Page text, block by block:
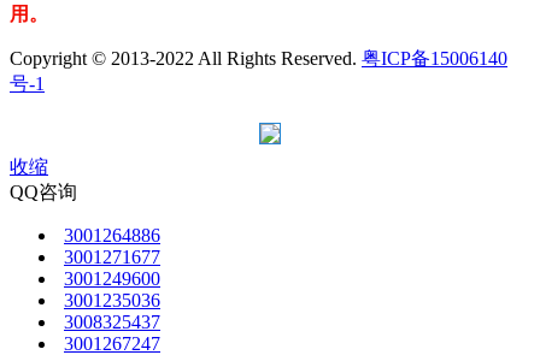
用。
Copyright © 2013-2022 All Rights Reserved. 粤ICP备15006140
号-1
收缩
QQ咨询
3001264886
3001271677
3001249600
3001235036
3008325437
3001267247